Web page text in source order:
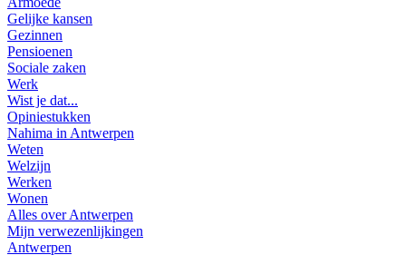
Gelijke kansen
Gezinnen
Pensioenen
Sociale zaken
Werk
Wist je dat...
Opiniestukken
Nahima in Antwerpen
Weten
Welzijn
Werken
Wonen
Alles over Antwerpen
Mijn verwezenlijkingen
Antwerpen